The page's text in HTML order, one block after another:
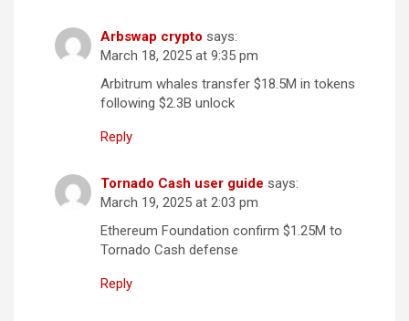
Arbswap crypto says:
March 18, 2025 at 9:35 pm
Arbitrum whales transfer $18.5M in tokens
following $2.3B unlock
Reply
Tornado Cash user guide says:
March 19, 2025 at 2:03 pm
Ethereum Foundation confirm $1.25M to
Tornado Cash defense
Reply